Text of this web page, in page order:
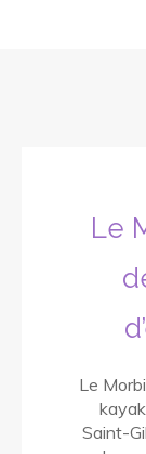
Le
Le
Saint-